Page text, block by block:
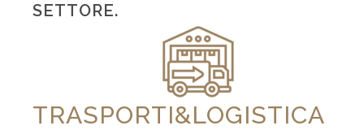
SETTORE.
TRASPORTI&LOGISTICA